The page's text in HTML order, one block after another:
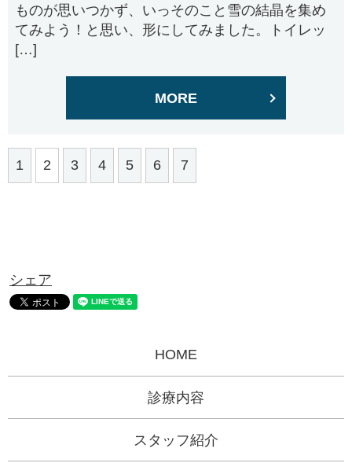
ものが思いつかず、いっそのこと雪の結晶を集め
てみよう！と思い、形にしてみました。トイレッ
[…]
MORE
1 2 3 4 5 6 7
シェア
HOME
診療内容
スタッフ紹介